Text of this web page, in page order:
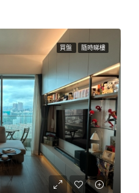
買盤 隨時睇樓